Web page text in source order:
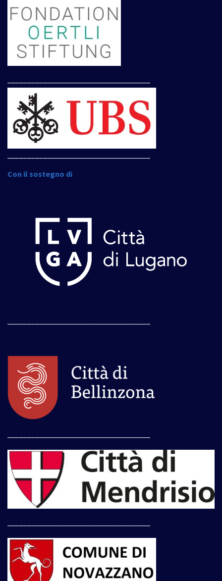
Con il sostegno di